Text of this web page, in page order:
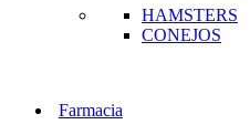
HAMSTERS
CONEJOS
Farmacia